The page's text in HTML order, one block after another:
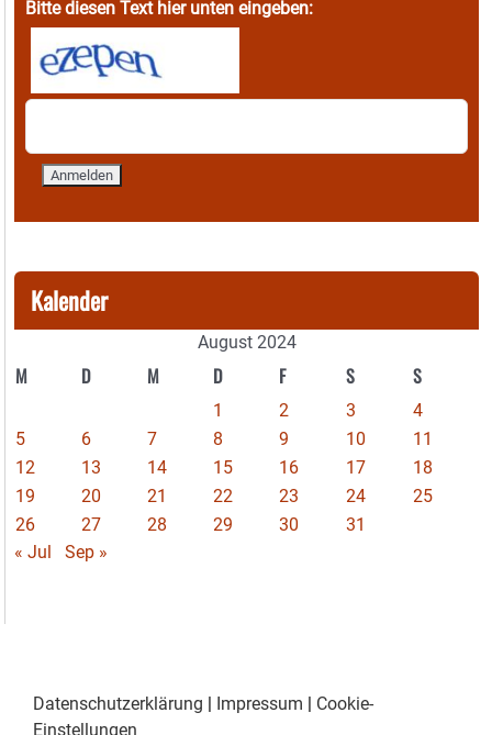
Bitte diesen Text hier unten eingeben:
Kalender
August 2024
M D M D F S S
1 2 3
4
5
6 7 8 9 10
11
12
13 14 15 16 17
18
19
20 21 22 23 24
25
26
27 28 29 30
31
« Jul
Sep »
Datenschutzerklärung Impressum
Cookie-
Einstellungen